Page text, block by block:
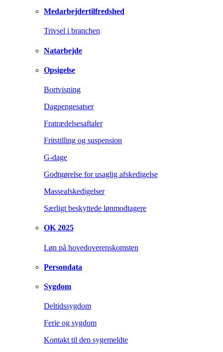
Medarbejdertilfredshed
Trivsel i branchen
Natarbejde
Opsigelse
Bortvisning
Dagpengesatser
Fratrædelsesaftaler
Fritstilling og suspension
G-dage
Godtgørelse for usaglig afskedigelse
Masseafskedigelser
Særligt beskyttede lønmodtagere
OK 2025
Løn på hovedoverenskomsten
Persondata
Sygdom
Deltidssygdom
Ferie og sygdom
Kontakt til den sygemeldte